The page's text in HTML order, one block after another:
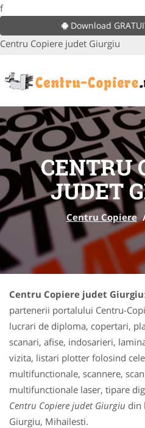
f
Download
Centru Copiere judet Giurgiu
CENTRU
JUDET
Centru Copiere
Centru Copiere judet Giurgiu
partenerii portalului Centru-
lucrari de diploma, copertari,
scanari, afise, indosarieri,
vizita, listari plotter folosind
multifunctionale, scannere,
multifunctionale laser, tipare
Centru Copiere judet Giurgiu din
Giurgiu, Mihailesti.